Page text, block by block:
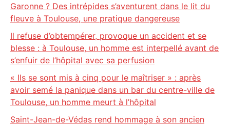
Garonne ? Des intrépides s’aventurent dans le lit du
fleuve à Toulouse, une pratique dangereuse
Il refuse d’obtempérer, provoque un accident et se
blesse : à Toulouse, un homme est interpellé avant de
s’enfuir de l’hôpital avec sa perfusion
« Ils se sont mis à cinq pour le maîtriser » : après
avoir semé la panique dans un bar du centre-ville de
Toulouse, un homme meurt à l’hôpital
Saint-Jean-de-Védas rend hommage à son ancien